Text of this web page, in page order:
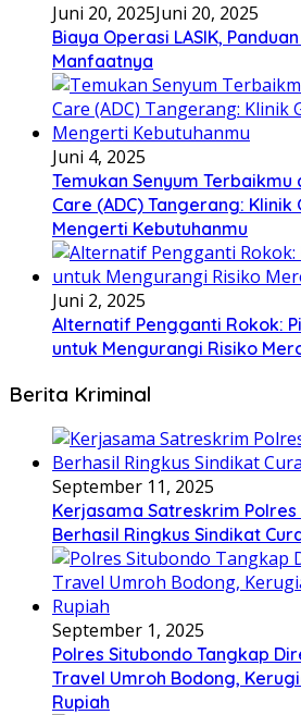
Juni 20, 2025Juni 20, 2025
Biaya Operasi LASIK,
Manfaatnya
Juni 4, 2025
Temukan Senyum Terbaikmu
Care (ADC) Tangerang:
Mengerti Kebutuhanmu
Juni 2, 2025
Alternatif Pengganti Rokok:
untuk Mengurangi Risiko
Berita Kriminal
September 11, 2025
Kerjasama Satreskrim
Berhasil Ringkus Sindikat
September 1, 2025
Polres Situbondo Tangkap
Travel Umroh Bodong,
Rupiah